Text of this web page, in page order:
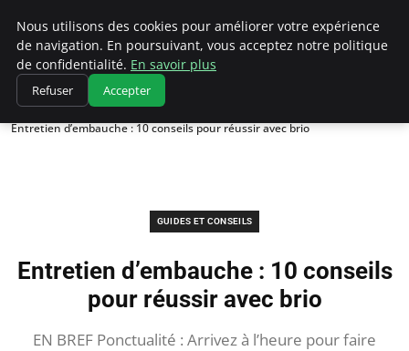
Chasseur De Tête
Accueil
Guides et Conseils
Entretien d’embauche : 10 conseils pour réussir avec brio
GUIDES ET CONSEILS
Entretien d’embauche : 10 conseils
pour réussir avec brio
EN BREF Ponctualité : Arrivez à l’heure pour faire
Nous utilisons des cookies pour améliorer votre expérience
de navigation. En poursuivant, vous acceptez notre politique
de confidentialité. En savoir plus
Refuser Accepter